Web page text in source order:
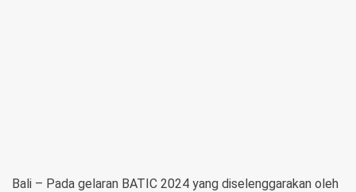
Bali – Pada gelaran BATIC 2024 yang diselenggarakan oleh